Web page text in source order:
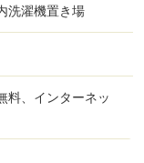
洗濯機置き場
料、インターネッ